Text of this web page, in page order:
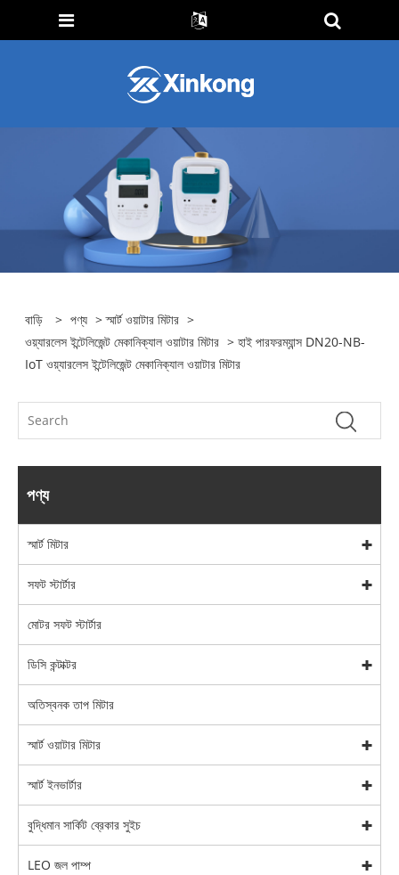
বাড়ি > পণ্য >স্মার্ট ওয়াটার মিটার >
ওয়্যারলেস ইন্টেলিজেন্ট মেকানিক্যাল ওয়াটার মিটার > হাই পারফরম্যান্স DN20-NB-
IoT ওয়্যারলেস ইন্টেলিজেন্ট মেকানিক্যাল ওয়াটার মিটার
পণ্য
স্মার্ট মিটার
সফট স্টার্টার
মোটর সফট স্টার্টার
ডিসি কন্টাক্টর
অতিস্বনক তাপ মিটার
স্মার্ট ওয়াটার মিটার
স্মার্ট ইনভার্টার
বুদ্ধিমান সার্কিট ব্রেকার সুইচ
LEO জল পাম্প